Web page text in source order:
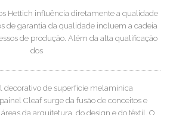
Hettich influência diretamente a qualidade
de garantia da qualidade incluem a cadeia
de produção. Além da alta qualificação
dos
decorativo de superfície melamínica
Cleaf surge da fusão de conceitos e
da arquitetura, do design e do têxtil. O